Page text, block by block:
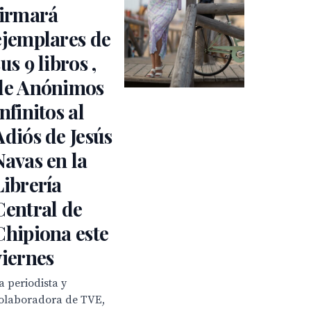
de
9 libros ,
Anónimos
al
de Jesús
en la
de
este
periodista y
de TVE,